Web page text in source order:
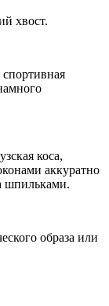
хвост.
коса,
аккуратно
шпильками.
образа или